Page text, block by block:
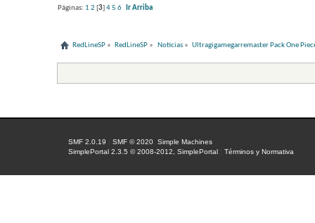
Páginas: 1 2 [3] 4 5 6 Ir Arriba
RedLineSP » RedLineSP » Noticias» Ultragigamegarremaster Pack One
SMF 2.0.19 |SMF © 2020 ,Simple Machines
SimplePortal 2.3.5 © 2008-2012, SimplePortal
|Términos y Normativa